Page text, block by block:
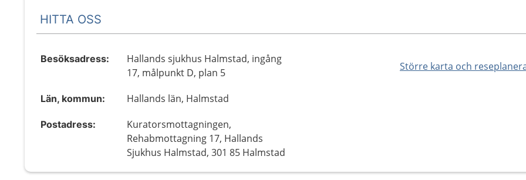
HITTA OSS
Större karta och
Besöksadress:
Hallands sjukhus Halmstad, ingång
17, målpunkt D, plan 5
Län, kommun: Hallands län, Halmstad
Postadress:
Kuratorsmottagningen,
Rehabmottagning 17, Hallands
Sjukhus Halmstad, 301 85 Halmstad